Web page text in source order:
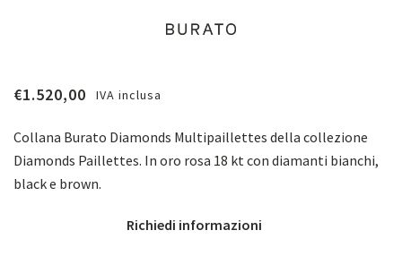
€1.520,00 IVA inclusa
Collana Burato Diamonds Multipaillettes della collezione
Diamonds Paillettes. In oro rosa 18 kt con diamanti bianchi,
black e brown.
Richiedi informazioni